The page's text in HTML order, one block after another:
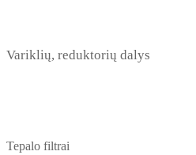
Variklių, reduktorių dalys
Tepalo filtrai